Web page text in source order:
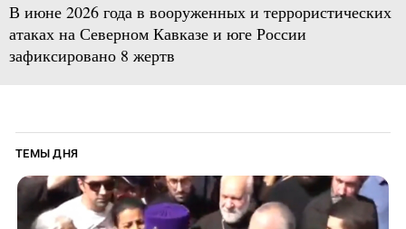
В июне 2026 года в вооруженных и террористических
атаках на Северном Кавказе и юге России
зафиксировано 8 жертв
ТЕМЫ ДНЯ